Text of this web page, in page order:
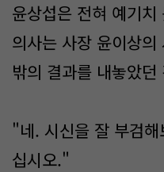
윤상섭은 전혀 예기
의사는 사장 윤이상
밖의 결과를 내놓았던
"네. 시신을 잘 부검
십시오."